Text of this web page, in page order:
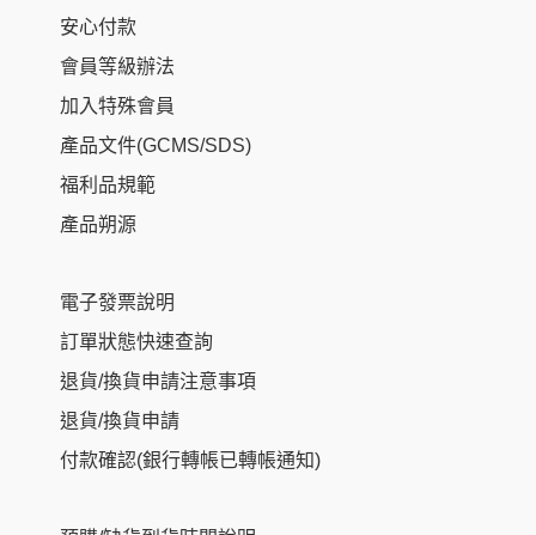
安心付款
會員等級辦法
加入特殊會員
產品文件(GCMS/SDS)
福利品規範
產品朔源
電子發票說明
訂單狀態快速查詢
退貨/換貨申請注意事項
退貨/換貨申請
付款確認(銀行轉帳已轉帳通知)